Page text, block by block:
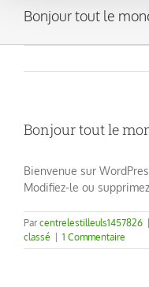
Bonjour tout le
Bonjour tout le
Bienvenue sur
Modifiez-le ou
Parcentrelestilleuls1457826
classé
1 Commentaire